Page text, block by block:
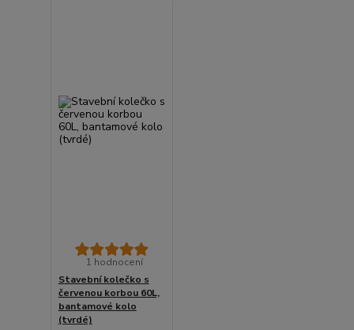
1 hodnocení
Stavební kolečko s
červenou korbou 60L,
bantamové kolo
(tvrdé)